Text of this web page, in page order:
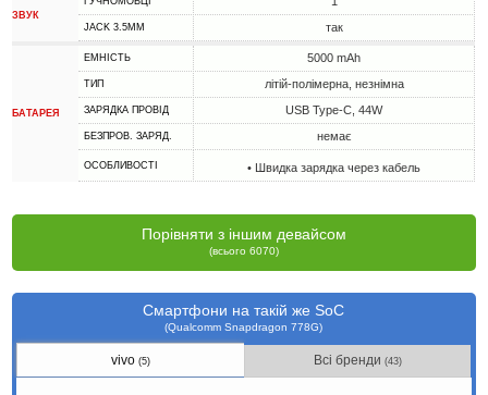
ЗВУК
JACK 3.5MM так
БАТАРЕЯ
ЕМНІСТЬ 5000 mAh
ТИП літій-полімерна, незнімна
ЗАРЯДКА ПРОВІД USB Type-C, 44W
БЕЗПРОВ. ЗАРЯД. немає
ОСОБЛИВОСТІ • Швидка зарядка через кабель
Порівняти з іншим девайсом
(всього 6070)
Смартфони на такій же SoC
(Qualcomm Snapdragon 778G)
vivo(5) Всі бренди(43)